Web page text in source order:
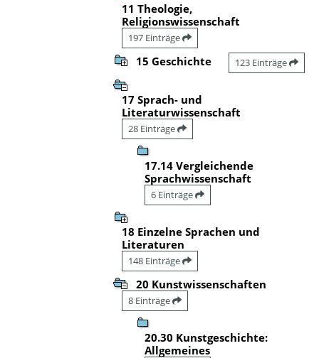
11 Theologie,
Religionswissenschaft
197 Einträge
15 Geschichte 123 Einträge
17 Sprach- und
Literaturwissenschaft
28 Einträge
17.14 Vergleichende
Sprachwissenschaft
6 Einträge
18 Einzelne Sprachen und
Literaturen
148 Einträge
20 Kunstwissenschaften
8 Einträge
20.30 Kunstgeschichte:
Allgemeines